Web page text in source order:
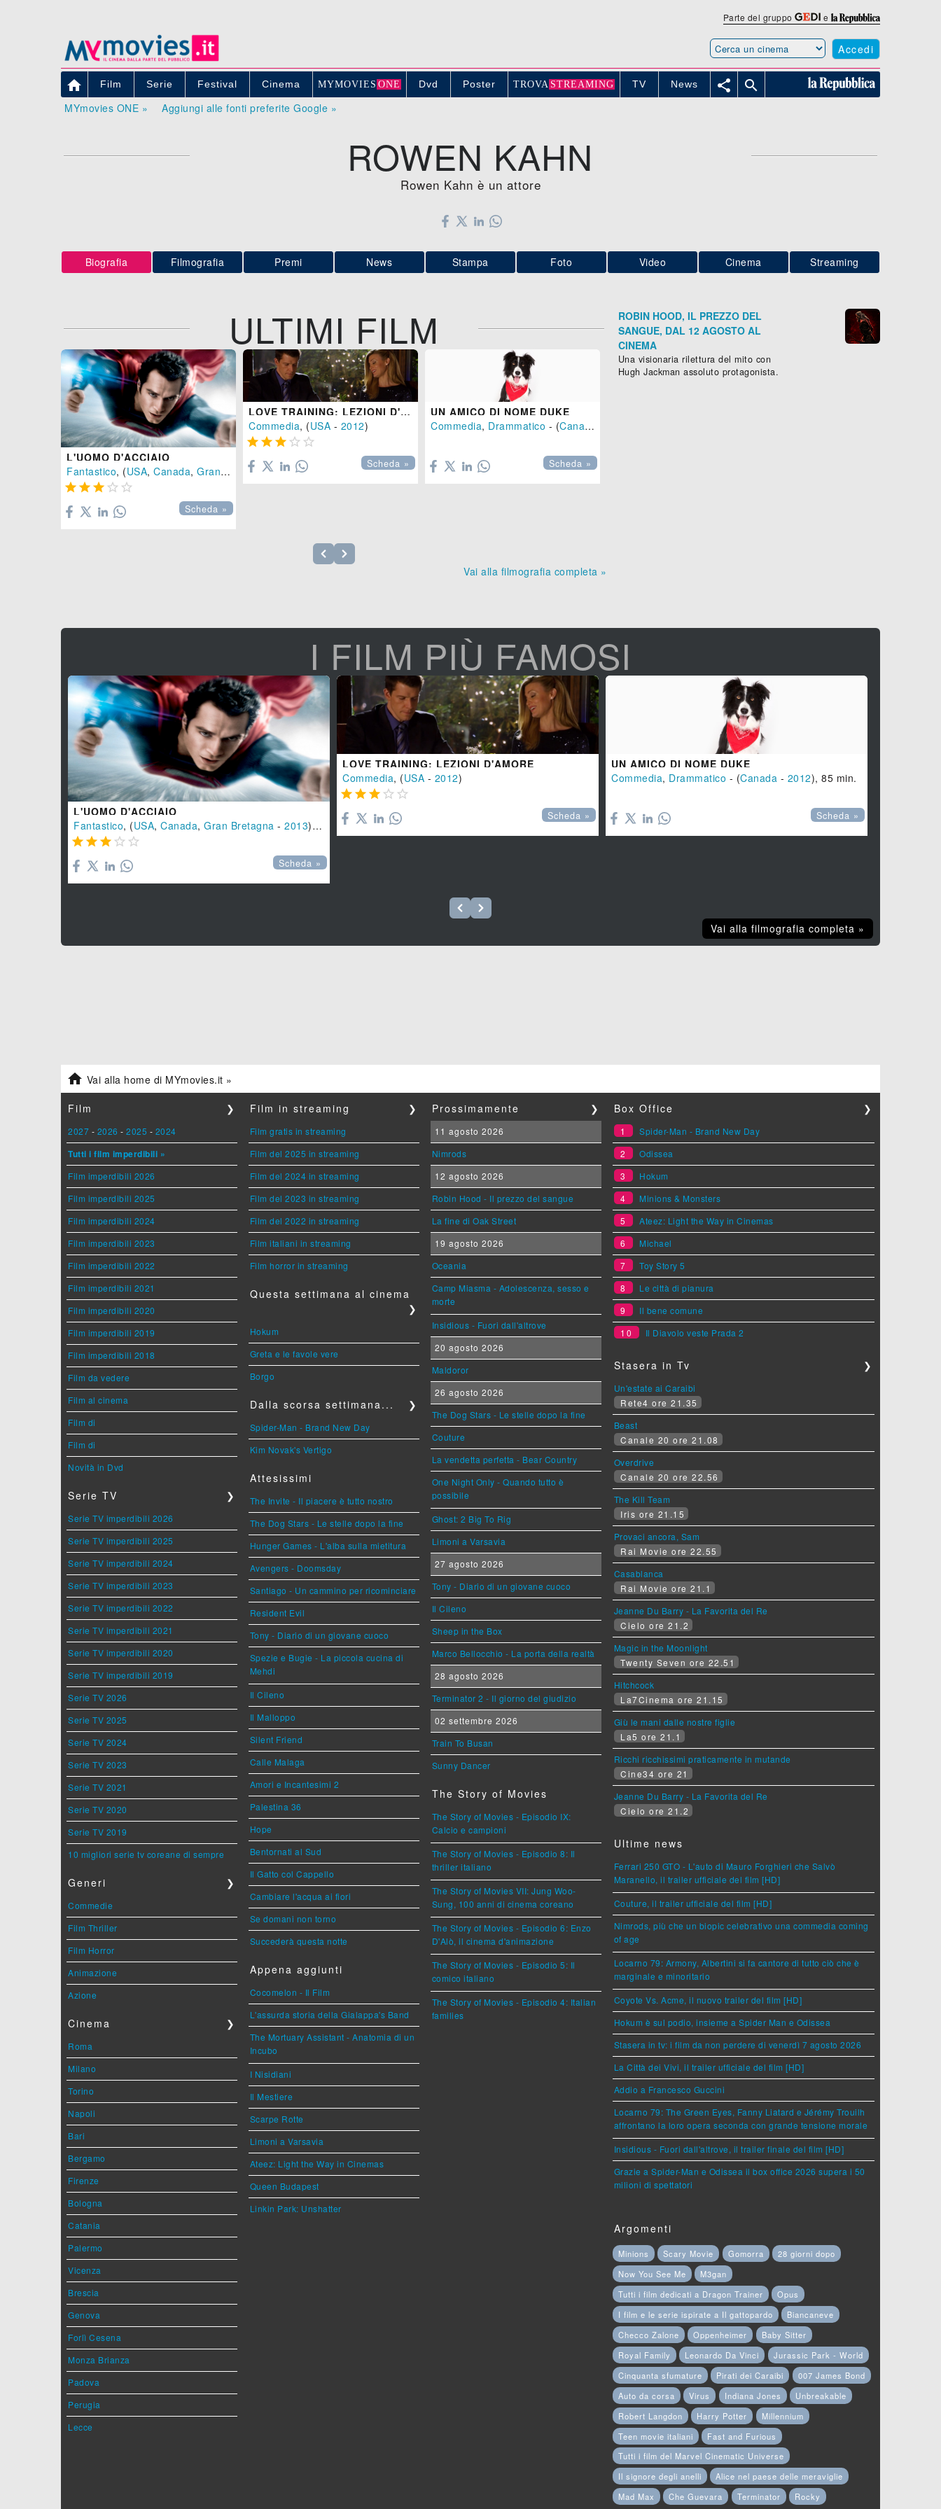
Parte del gruppo e
Accedi
 Film Serie Festival Cinema MYMOVIE S ONE Dvd Poster TROVA STREAMING TV News  
MYmovies ONE » Aggiungi alle fonti preferite Google »
ROWEN KAHN
Rowen Kahn è un attore
Biografia Filmografia Premi News Stampa Foto Video Cinema Streaming
ULTIMI FILM
L'UOMO D'ACCIAIO
Fantastico, (USA, Canada, Gran Bretagna - 2013), 143 min.
    
Scheda »
LOVE TRAINING: LEZIONI D'AMORE
Commedia, (USA - 2012)
    
Scheda »
UN AMICO DI NOME DUKE
Commedia, Drammatico - (Canada
Scheda »
Vai alla filmografia completa »
ROBIN HOOD, IL PREZZO DEL
SANGUE, DAL 12 AGOSTO AL
CINEMA
Una visionaria rilettura del mito con
Hugh Jackman assoluto protagonista.
I FILM PIÙ FAMOSI
L'UOMO D'ACCIAIO
Fantastico, (USA, Canada, Gran Bretagna - 2013), 143 min.
    
Scheda »
LOVE TRAINING: LEZIONI D'AMORE
Commedia, (USA - 2012)
    
Scheda »
UN AMICO DI NOME DUKE
Commedia, Drammatico - (Canada - 2012), 85 min.
Scheda »
Vai alla filmografia completa »
 Vai alla home di MYmovies.it »
Film ❯
2027 - 2026 - 2025 - 2024
Tutti i film imperdibili »
Film imperdibili 2026
Film imperdibili 2025
Film imperdibili 2024
Film imperdibili 2023
Film imperdibili 2022
Film imperdibili 2021
Film imperdibili 2020
Film imperdibili 2019
Film imperdibili 2018
Film da vedere
Film al cinema
Film di
Film di
Novità in Dvd
Serie TV ❯
Serie TV imperdibili 2026
Serie TV imperdibili 2025
Serie TV imperdibili 2024
Serie TV imperdibili 2023
Serie TV imperdibili 2022
Serie TV imperdibili 2021
Serie TV imperdibili 2020
Serie TV imperdibili 2019
Serie TV 2026
Serie TV 2025
Serie TV 2024
Serie TV 2023
Serie TV 2021
Serie TV 2020
Serie TV 2019
10 migliori serie tv coreane di sempre
Generi ❯
Commedie
Film Thriller
Film Horror
Animazione
Azione
Cinema ❯
Roma
Milano
Torino
Napoli
Bari
Bergamo
Firenze
Bologna
Catania
Palermo
Vicenza
Brescia
Genova
Forlì Cesena
Monza Brianza
Padova
Perugia
Lecce
Film in streaming ❯
Film gratis in streaming
Film del 2025 in streaming
Film del 2024 in streaming
Film del 2023 in streaming
Film del 2022 in streaming
Film italiani in streaming
Film horror in streaming
Questa settimana al cinema
❯
Hokum
Greta e le favole vere
Borgo
Dalla scorsa settimana... ❯
Spider-Man - Brand New Day
Kim Novak's Vertigo
Attesissimi
The Invite - Il piacere è tutto nostro
The Dog Stars - Le stelle dopo la fine
Hunger Games - L'alba sulla mietitura
Avengers - Doomsday
Santiago - Un cammino per ricominciare
Resident Evil
Tony - Diario di un giovane cuoco
Spezie e Bugie - La piccola cucina di
Mehdi
Il Cileno
Il Malloppo
Silent Friend
Calle Malaga
Amori e Incantesimi 2
Palestina 36
Hope
Bentornati al Sud
Il Gatto col Cappello
Cambiare l'acqua ai fiori
Se domani non torno
Succederà questa notte
Appena aggiunti
Cocomelon - Il Film
L'assurda storia della Gialappa's Band
The Mortuary Assistant - Anatomia di un
Incubo
I Nisidiani
Il Mestiere
Scarpe Rotte
Limoni a Varsavia
Ateez: Light the Way in Cinemas
Queen Budapest
Linkin Park: Unshatter
Prossimamente ❯
11 agosto 2026
Nimrods
12 agosto 2026
Robin Hood - Il prezzo del sangue
La fine di Oak Street
19 agosto 2026
Oceania
Camp Miasma - Adolescenza, sesso e
morte
Insidious - Fuori dall'altrove
20 agosto 2026
Maldoror
26 agosto 2026
The Dog Stars - Le stelle dopo la fine
Couture
La vendetta perfetta - Bear Country
One Night Only - Quando tutto è
possibile
Ghost: 2 Big To Rig
Limoni a Varsavia
27 agosto 2026
Tony - Diario di un giovane cuoco
Il Cileno
Sheep in the Box
Marco Bellocchio - La porta della realtà
28 agosto 2026
Terminator 2 - Il giorno del giudizio
02 settembre 2026
Train To Busan
Sunny Dancer
The Story of Movies
The Story of Movies - Episodio IX:
Calcio e campioni
The Story of Movies - Episodio 8: Il
thriller italiano
The Story of Movies VII: Jung Woo-
Sung, 100 anni di cinema coreano
The Story of Movies - Episodio 6: Enzo
D'Alò, il cinema d'animazione
The Story of Movies - Episodio 5: Il
comico italiano
The Story of Movies - Episodio 4: Italian
families
Box Office ❯
1
Spider-Man - Brand New Day
2
Odissea
3
Hokum
4
Minions & Monsters
5
Ateez: Light the Way in Cinemas
6
Michael
7
Toy Story 5
8
Le città di pianura
9
Il bene comune
10
Il Diavolo veste Prada 2
Stasera in Tv ❯
Un'estate ai Caraibi
Rete4 ore 21.35
Beast
Canale 20 ore 21.08
Overdrive
Canale 20 ore 22.56
The Kill Team
Iris ore 21.15
Provaci ancora, Sam
Rai Movie ore 22.55
Casablanca
Rai Movie ore 21.1
Jeanne Du Barry - La Favorita del Re
Cielo ore 21.2
Magic in the Moonlight
Twenty Seven ore 22.51
Hitchcock
La7Cinema ore 21.15
Giù le mani dalle nostre figlie
La5 ore 21.1
Ricchi ricchissimi praticamente in mutande
Cine34 ore 21
Jeanne Du Barry - La Favorita del Re
Cielo ore 21.2
Ultime news
Ferrari 250 GTO - L'auto di Mauro Forghieri che Salvò
Maranello, il trailer ufficiale del film [HD]
Couture, il trailer ufficiale del film [HD]
Nimrods, più che un biopic celebrativo una commedia coming
of age
Locarno 79: Armony, Albertini si fa cantore di tutto ciò che è
marginale e minoritario
Coyote Vs. Acme, il nuovo trailer del film [HD]
Hokum è sul podio, insieme a Spider Man e Odissea
Stasera in tv: i film da non perdere di venerdì 7 agosto 2026
La Città dei Vivi, il trailer ufficiale del film [HD]
Addio a Francesco Guccini
Locarno 79: The Green Eyes, Fanny Liatard e Jérémy Trouilh
affrontano la loro opera seconda con grande tensione morale
Insidious - Fuori dall'altrove, il trailer finale del film [HD]
Grazie a Spider-Man e Odissea il box office 2026 supera i 50
milioni di spettatori
Argomenti
Minions Scary Movie Gomorra
28 giorni dopo
Now You See Me
M3gan
Tutti i film dedicati a Dragon Trainer
Opus
I film e le serie ispirate a Il gattopardo
Biancaneve
Checco Zalone
Oppenheimer
Baby Sitter
Royal Family
Leonardo Da Vinci
Jurassic Park - World
Cinquanta sfumature
Pirati dei Caraibi
007 James Bond
Auto da corsa
Virus Indiana Jones
Unbreakable
Robert Langdon
Harry Potter
Millennium
Teen movie italiani
Fast and Furious
Tutti i film del Marvel Cinematic Universe
Il signore degli anelli
Alice nel paese delle meraviglie
Mad Max
Che Guevara Terminator Rocky